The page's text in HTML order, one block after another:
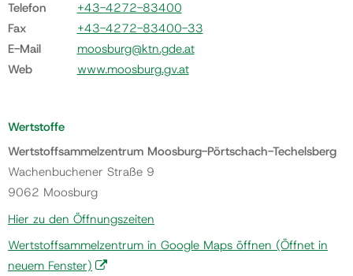
Telefon
+43-4272-83400
Fax
+43-4272-83400-33
E-Mail
moosburg@ktn.gde.at
Web
www.moosburg.gv.at
Wertstoffe
Wertstoffsammelzentrum Moosburg-Pörtschach-Techelsberg
Wachenbuchener Straße 9
9062 Moosburg
Hier zu den Öffnungszeiten
Wertstoffsammelzentrum in Google Maps öffnen (Öffnet in
neuem Fenster)